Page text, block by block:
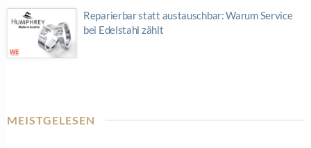
Reparierbar statt austauschbar: Warum Service
bei Edelstahl zählt
MEISTGELESEN